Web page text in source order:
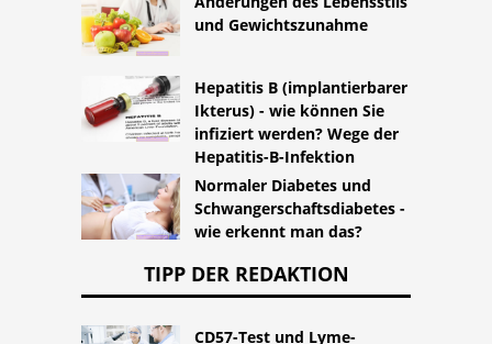
und Gewichtszunahme
Hepatitis B (implantierbarer
Ikterus) - wie können Sie
infiziert werden? Wege der
Hepatitis-B-Infektion
Normaler Diabetes und
Schwangerschaftsdiabetes -
wie erkennt man das?
TIPP DER REDAKTION
CD57-Test und Lyme-